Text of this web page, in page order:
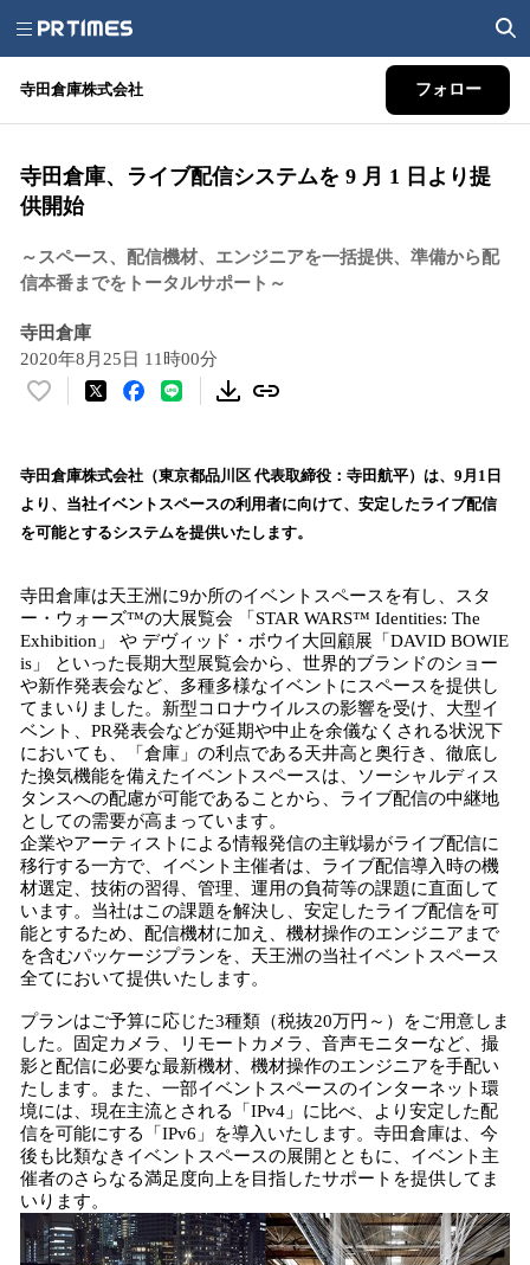
寺田倉庫株式会社 フォロー
寺田倉庫、ライブ配信システムを 9 月 1 日より提
供開始
～スペース、配信機材、エンジニアを一括提供、準備から配
信本番までをトータルサポート～
寺田倉庫
2020年8月25日 11時00分
い
！
数
を
込
み
中
で
す
寺田倉庫株式会社（東京都品川区 代表取締役：寺田航平）は、9月1日
より、当社イベントスペースの利用者に向けて、安定したライブ配信
を可能とするシステムを提供いたします。
寺田倉庫は天王洲に9か所のイベントスペースを有し、スタ
ー・ウォーズ™の大展覧会 「STAR WARS™ Identities: The
Exhibition」 や デヴィッド・ボウイ大回顧展「DAVID BOWIE
is」 といった長期大型展覧会から、世界的ブランドのショー
や新作発表会など、多種多様なイベントにスペースを提供し
てまいりました。新型コロナウイルスの影響を受け、大型イ
ベント、PR発表会などが延期や中止を余儀なくされる状況下
においても、「倉庫」の利点である天井高と奥行き、徹底し
た換気機能を備えたイベントスペースは、ソーシャルディス
タンスへの配慮が可能であることから、ライブ配信の中継地
としての需要が高まっています。
企業やアーティストによる情報発信の主戦場がライブ配信に
移行する一方で、イベント主催者は、ライブ配信導入時の機
材選定、技術の習得、管理、運用の負荷等の課題に直面して
います。当社はこの課題を解決し、安定したライブ配信を可
能とするため、配信機材に加え、機材操作のエンジニアまで
を含むパッケージプランを、天王洲の当社イベントスペース
全てにおいて提供いたします。
プランはご予算に応じた3種類（税抜20万円～）をご用意しま
した。固定カメラ、リモートカメラ、音声モニターなど、撮
影と配信に必要な最新機材、機材操作のエンジニアを手配い
たします。また、一部イベントスペースのインターネット環
境には、現在主流とされる「IPv4」に比べ、より安定した配
信を可能にする「IPv6」を導入いたします。寺田倉庫は、今
後も比類なきイベントスペースの展開とともに、イベント主
催者のさらなる満足度向上を目指したサポートを提供してま
いります。